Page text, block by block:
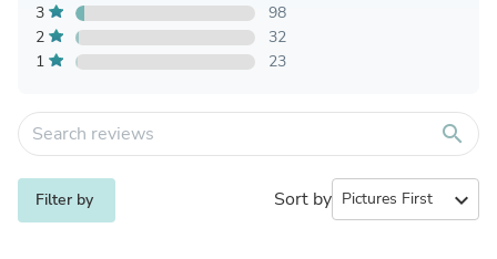
3
98
2
32
1
23
search
Filter by Sort by expand_more